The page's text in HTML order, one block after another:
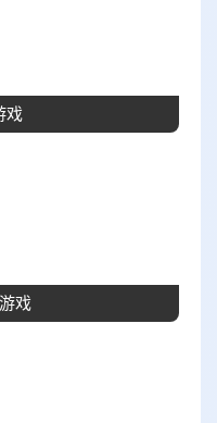
戏
戏